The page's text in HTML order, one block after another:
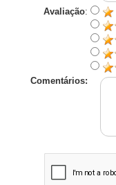
Avaliação:
Comentários: